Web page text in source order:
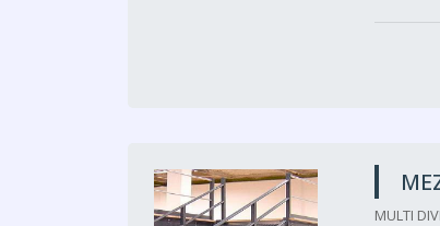
MULTI